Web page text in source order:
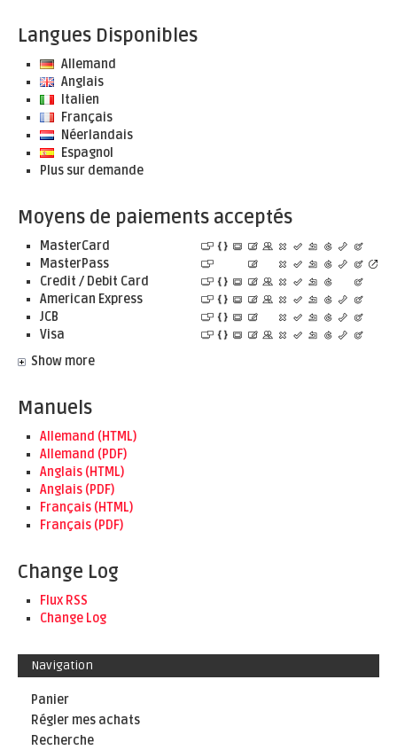
Langues Disponibles
Allemand
Anglais
Italien
Français
Néerlandais
Espagnol
Plus sur demande
Moyens de paiements acceptés
MasterCard
MasterPass
Credit / Debit Card
American Express
JCB
Visa
Show more
Manuels
Allemand (HTML)
Allemand (PDF)
Anglais (HTML)
Anglais (PDF)
Français (HTML)
Français (PDF)
Change Log
Flux RSS
Change Log
Navigation
Panier
Régler mes achats
Recherche